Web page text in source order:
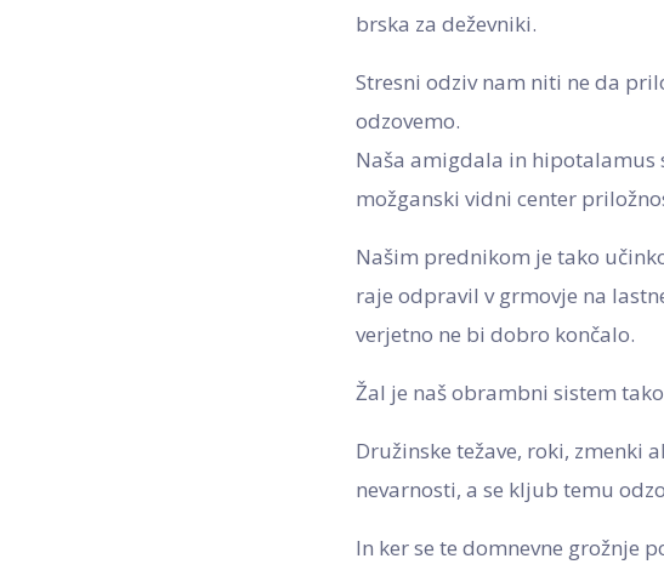
brska za deževniki.
Stresni odziv nam niti ne da
odzovemo.
Naša amigdala in hipotalamus
možganski vidni center
Našim prednikom je tako
raje odpravil v grmovje na
verjetno ne bi dobro končalo.
Žal je naš obrambni sistem
Družinske težave, roki, zmenki
nevarnosti, a se kljub temu
In ker se te domnevne grožnje